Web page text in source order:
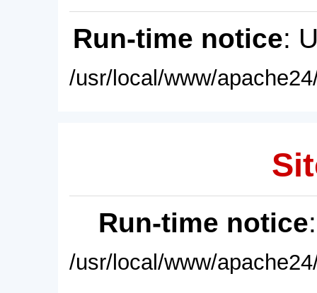
Run-time notice:
/usr/local/www/
Run-time notice
/usr/local/www/